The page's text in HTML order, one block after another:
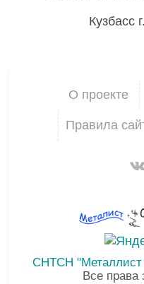
Кузбасс
О проекте
Правила
СНТСН "Металлист
Все